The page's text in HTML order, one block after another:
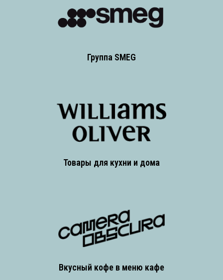
Группа SMEG
Товары для кухни и дома
Вкусный кофе в меню кафе